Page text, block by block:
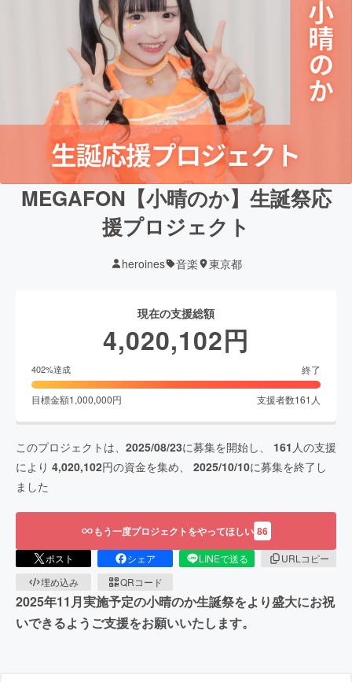
MEGAFON【小晴のか】生誕祭応
援プロジェクト
heroines 音楽 東京都
現在の支援総額
4,020,102円
402%達成 終了
目標金額1,000,000円 支援者数161 人
このプロジェクトは、 2025/08/23に募集を開始し、 161 人の支援
により 4,020,102円の資金を集め、 2025/10/10に募集を終了し
ました
もう一度プロジェクトをやってほしい 86
ポスト シェア LINEで送る
URLコピー
埋め込み
QRコード
2025年11月実施予定の小晴のか生誕祭をより盛大にお祝
いできるようご支援をお願いいたします。